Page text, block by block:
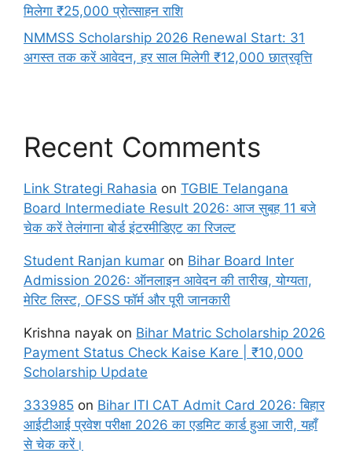
मिलेगा ₹25,000 प्रोत्साहन राशि
NMMSS Scholarship 2026 Renewal Start: 31
अगस्त तक करें आवेदन, हर साल मिलेगी ₹12,000 छात्रवृत्ति
Recent Comments
Link Strategi Rahasia on TGBIE Telangana
Board Intermediate Result 2026: आज सुबह 11 बजे
चेक करें तेलंगाना बोर्ड इंटरमीडिएट का रिजल्ट
Student Ranjan kumar on Bihar Board Inter
Admission 2026: ऑनलाइन आवेदन की तारीख, योग्यता,
मेरिट लिस्ट, OFSS फॉर्म और पूरी जानकारी
Krishna nayak on Bihar Matric Scholarship 2026
Payment Status Check Kaise Kare | ₹10,000
Scholarship Update
333985 on Bihar ITI CAT Admit Card 2026: बिहार
आईटीआई प्रवेश परीक्षा 2026 का एडमिट कार्ड हुआ जारी, यहाँ
से चेक करें।